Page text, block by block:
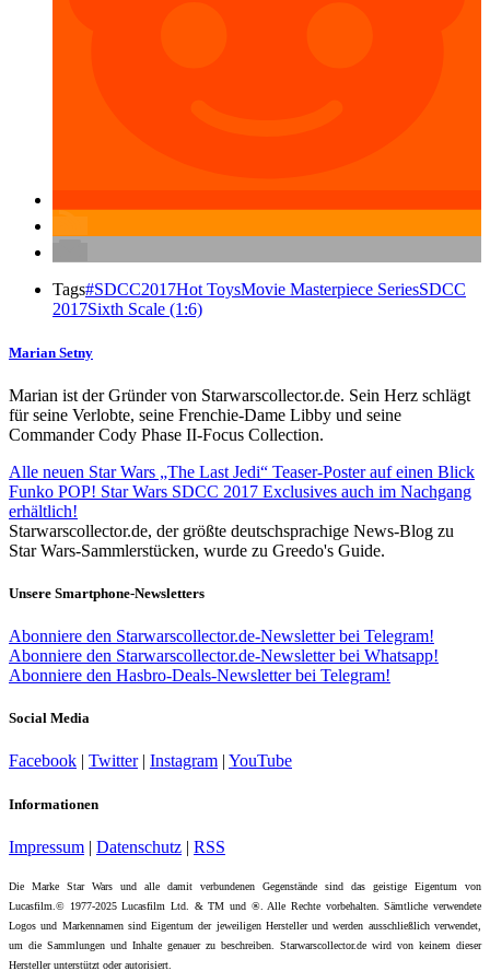
Tags#SDCC2017Hot ToysMovie Masterpiece SeriesSDCC
2017Sixth Scale (1:6)
Marian Setny
Marian ist der Gründer von Starwarscollector.de. Sein Herz schlägt
für seine Verlobte, seine Frenchie-Dame Libby und seine
Commander Cody Phase II-Focus Collection.
Alle neuen Star Wars „The Last Jedi“ Teaser-Poster auf einen Blick
Funko POP! Star Wars SDCC 2017 Exclusives auch im Nachgang
erhältlich!
Starwarscollector.de, der größte deutschsprachige News-Blog zu
Star Wars-Sammlerstücken, wurde zu Greedo's Guide.
Unsere Smartphone-Newsletters
Abonniere den Starwarscollector.de-Newsletter bei Telegram!
Abonniere den Starwarscollector.de-Newsletter bei Whatsapp!
Abonniere den Hasbro-Deals-Newsletter bei Telegram!
Social Media
Facebook | Twitter| Instagram | YouTube
Informationen
Impressum | Datenschutz | RSS
Die Marke Star Wars und alle damit verbundenen Gegenstände sind das geistige Eigentum von
Lucasfilm.© 1977-2025 Lucasfilm Ltd. & TM und ®. Alle Rechte vorbehalten. Sämtliche verwendete
Logos und Markennamen sind Eigentum der jeweiligen Hersteller und werden ausschließlich verwendet,
um die Sammlungen und Inhalte genauer zu beschreiben. Starwarscollector.de wird von keinem dieser
Hersteller unterstützt oder autorisiert.